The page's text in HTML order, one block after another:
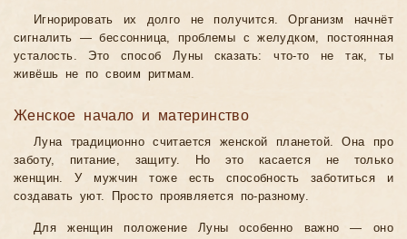
Игнорировать их долго не получится. Организм начнёт
сигналить — бессонница, проблемы с желудком, постоянная
усталость. Это способ Луны сказать: что-то не так, ты
живёшь не по своим ритмам.
Женское начало и материнство
Луна традиционно считается женской планетой. Она про
заботу, питание, защиту. Но это касается не только
женщин. У мужчин тоже есть способность заботиться и
создавать уют. Просто проявляется по-разному.
Для женщин положение Луны особенно важно — оно